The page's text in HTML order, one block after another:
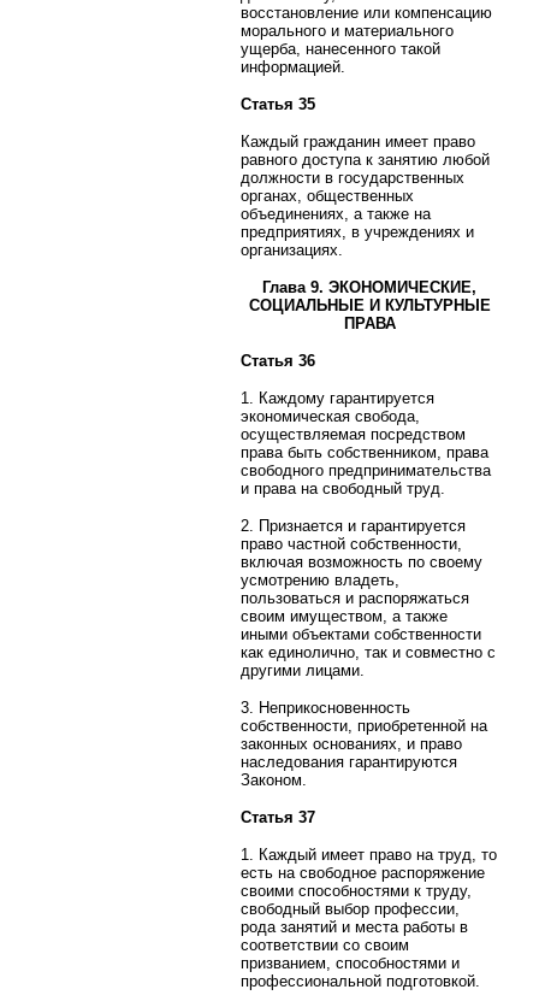
восстановление или компенсацию
морального и материального
ущерба, нанесенного такой
информацией.
Статья 35
Каждый гражданин имеет право
равного доступа к занятию любой
должности в государственных
органах, общественных
объединениях, а также на
предприятиях, в учреждениях и
организациях.
Глава 9. ЭКОНОМИЧЕСКИЕ,
СОЦИАЛЬНЫЕ И КУЛЬТУРНЫЕ
ПРАВА
Статья 36
1. Каждому гарантируется
экономическая свобода,
осуществляемая посредством
права быть собственником, права
свободного предпринимательства
и права на свободный труд.
2. Признается и гарантируется
право частной собственности,
включая возможность по своему
усмотрению владеть,
пользоваться и распоряжаться
своим имуществом, а также
иными объектами собственности
как единолично, так и совместно с
другими лицами.
3. Неприкосновенность
собственности, приобретенной на
законных основаниях, и право
наследования гарантируются
Законом.
Статья 37
1. Каждый имеет право на труд, то
есть на свободное распоряжение
своими способностями к труду,
свободный выбор профессии,
рода занятий и места работы в
соответствии со своим
призванием, способностями и
профессиональной подготовкой.